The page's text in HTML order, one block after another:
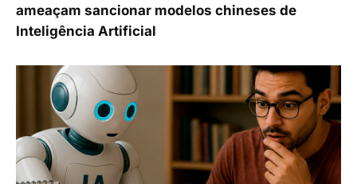
ameaçam sancionar modelos chineses de
Inteligência Artificial